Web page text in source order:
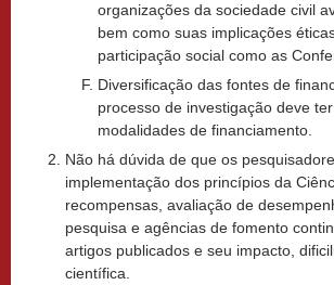
organizações da sociedade civil
bem como suas implicações
participação social como as
Diversificação das fontes de
processo de investigação deve
modalidades de financiamento.
Não há dúvida de que os
implementação dos princípios da
recompensas, avaliação de
pesquisa e agências de fomento
artigos publicados e seu impacto,
científica.